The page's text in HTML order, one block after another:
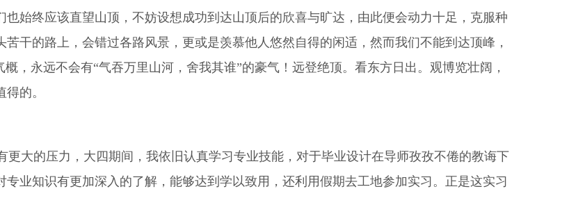
始终应该直望山顶，不妨设想成功到达山顶后的欣喜与旷达，由此便会动力十足，克服种
干的路上，会错过各路风景，更或是羡慕他人悠然自得的闲适，然而我们不能到达顶峰，
，永远不会有“气吞万里山河，舍我其谁”的豪气！远登绝顶。看东方日出。观博览壮阔，
的。
大的压力，大四期间，我依旧认真学习专业技能，对于毕业设计在导师孜孜不倦的教诲下
业知识有更加深入的了解，能够达到学以致用，还利用假期去工地参加实习。正是这实习